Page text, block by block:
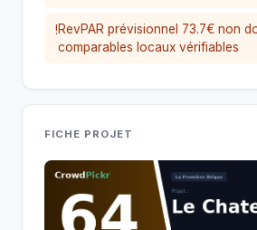
!RevPAR prévisionnel 73.7€ non
comparables locaux vérifiables
FICHE PROJET